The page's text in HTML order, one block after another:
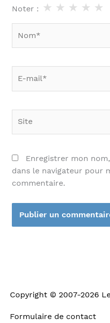
Noter : ★
★
★
★
★
Enregistrer mon
dans le navigateur pour
commentaire.
Copyright © 2007-2026
Formulaire de contact